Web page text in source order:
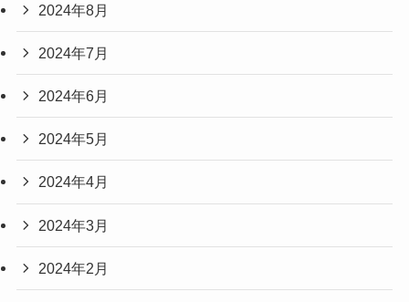
2024年8月
2024年7月
2024年6月
2024年5月
2024年4月
2024年3月
2024年2月